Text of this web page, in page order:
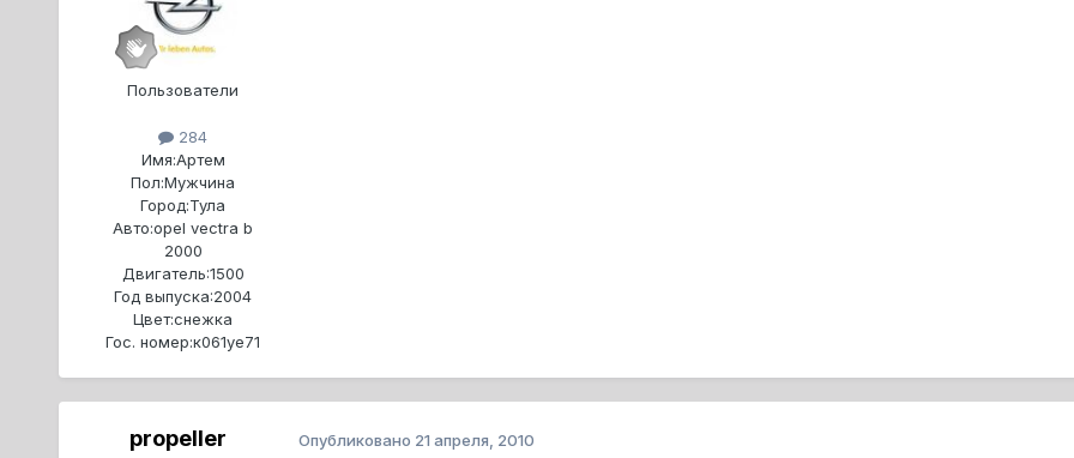
Пользователи
284
Имя:Артем
Пол:Мужчина
Город:Тула
Авто:opel vectra b
2000
Двигатель:1500
Год выпуска:2004
Цвет:снежка
Гос. номер:к061уе71
propeller Опубликовано 21 апреля, 2010